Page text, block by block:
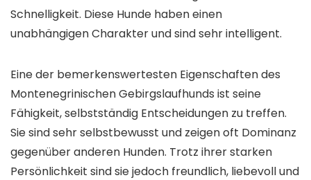
Schnelligkeit. Diese Hunde haben einen
unabhängigen Charakter und sind sehr intelligent.
Eine der bemerkenswertesten Eigenschaften des
Montenegrinischen Gebirgslaufhunds ist seine
Fähigkeit, selbstständig Entscheidungen zu treffen.
Sie sind sehr selbstbewusst und zeigen oft Dominanz
gegenüber anderen Hunden. Trotz ihrer starken
Persönlichkeit sind sie jedoch freundlich, liebevoll und